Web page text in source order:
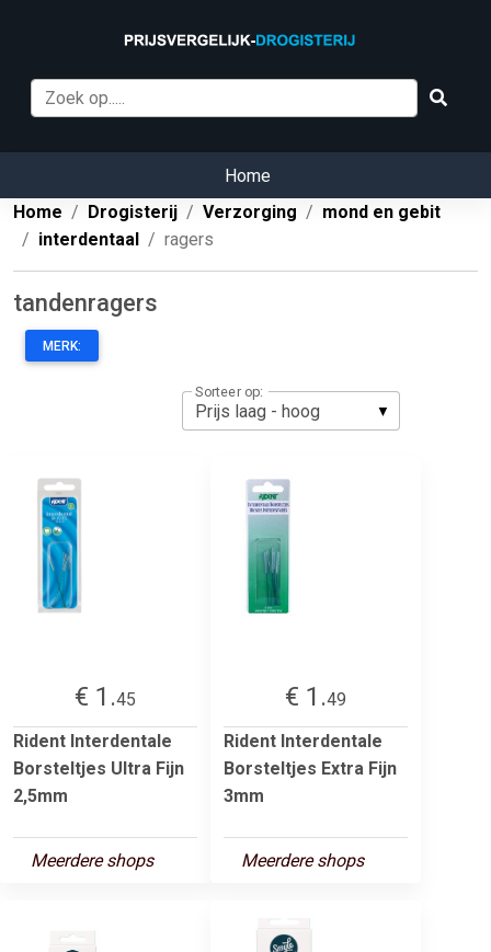
Home
Home
Drogisterij Verzorging
mond en gebit
interdentaal
ragers
tandenragers
MERK:
Sorteer op:
€ 1.45
Rident Interdentale
Borsteltjes Ultra Fijn
2,5mm
Meerdere shops
€ 1.49
Rident Interdentale
Borsteltjes Extra Fijn
3mm
Meerdere shops